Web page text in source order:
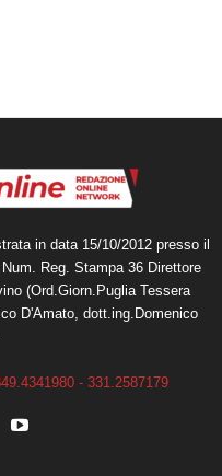
in data 15/10/2012 presso il
Reg. Stampa 36 Direttore
(Ord.Giorn.Puglia Tessera
D'Amato, dott.ing.Domenico
- 331.2587179